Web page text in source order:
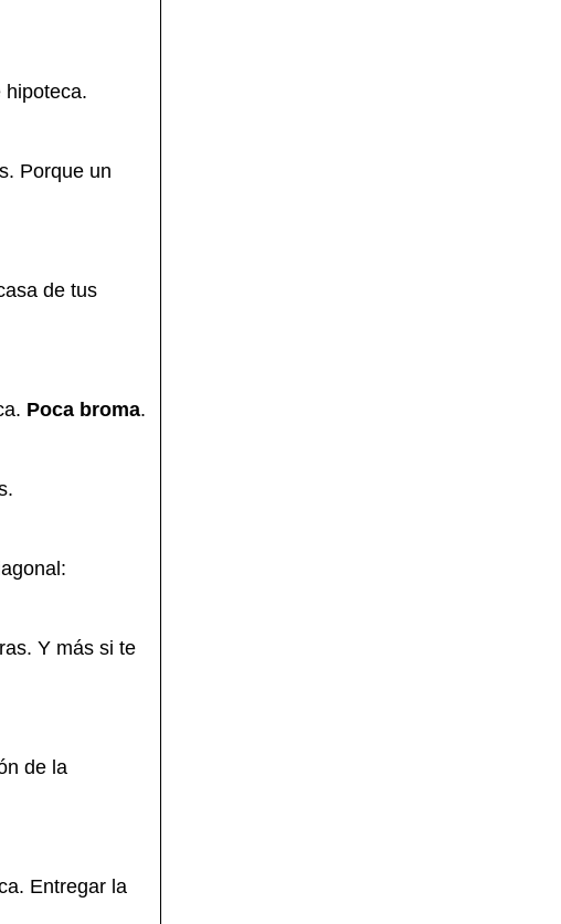
hipoteca.
Porque un
de tus
Poca broma.
Y más si te
de la
Entregar la